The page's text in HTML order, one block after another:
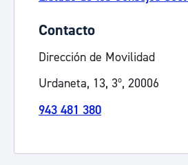
Contacto
Dirección de Movilidad
Urdaneta, 13, 3º, 20006
943 481 380